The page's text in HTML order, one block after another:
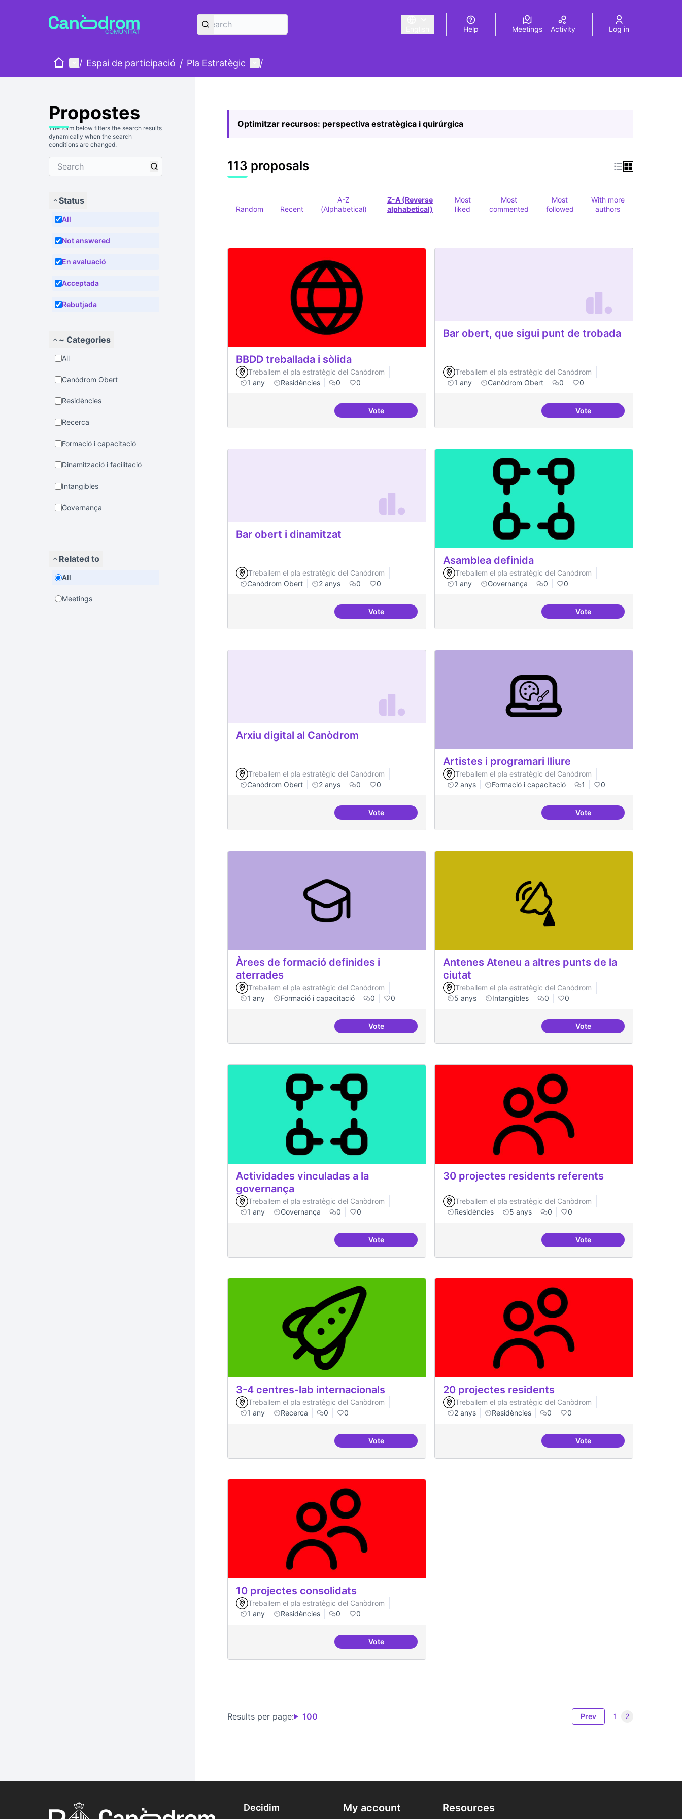
Triar la llengua Elegir el idiomaChoose language
Help Meetings Activity Log in
HomeMain menu
/ Espai de participació / Pla Estratègic User menu
/
Propostes
The form below filters the search results
dynamically when the search
conditions are changed.
Status
All
Not answered
En avaluació
Acceptada
Rebutjada
~ Categories
All
Canòdrom Obert
Residències
Recerca
Formació i capacitació
Dinamització i facilitació
Intangibles
Governança
Related to
All
Meetings
Optimitzar recursos: perspectiva estratègica i quirúrgica
113 proposals
Random Recent
A-Z
(Alphabetical)
Z-A (Reverse
alphabetical)
Most
liked
Most
commented
Most
followed
With more
authors
BBDD treballada i sòlida
Treballem el pla estratègic del Canòdrom
1 any
Residències 0 0
VoteBBDD treballada i sòlida
Bar obert, que sigui punt de trobada
Treballem el pla estratègic del Canòdrom
1 any
Canòdrom Obert 0 0
VoteBar obert, que sigui punt de
Bar obert i dinamitzat
Treballem el pla estratègic del Canòdrom
Canòdrom Obert
2 anys 0 0
VoteBar obert i dinamitzat
Asamblea definida
Treballem el pla estratègic del Canòdrom
1 any
Governança 0 0
VoteAsamblea definida
Arxiu digital al Canòdrom
Treballem el pla estratègic del Canòdrom
Canòdrom Obert
2 anys 0 0
VoteArxiu digital al Canòdrom
Artistes i programari lliure
Treballem el pla estratègic del Canòdrom
2 anys
Formació i capacitació 1 0
VoteArtistes i programari lliure
Àrees de formació definides i
aterrades
Treballem el pla estratègic del Canòdrom
1 any
Formació i capacitació 0 0
VoteÀrees de formació definides i aterrades
Antenes Ateneu a altres punts de la
ciutat
Treballem el pla estratègic del Canòdrom
5 anys
Intangibles 0 0
VoteAntenes Ateneu a altres
Actividades vinculadas a la
governança
Treballem el pla estratègic del Canòdrom
1 any
Governança 0 0
VoteActividades vinculadas a la governança
30 projectes residents referents
Treballem el pla estratègic del Canòdrom
Residències
5 anys 0 0
Vote30 projectes residents
3-4 centres-lab internacionals
Treballem el pla estratègic del Canòdrom
1 any
Recerca 0 0
Vote3-4 centres-lab internacionals
20 projectes residents
Treballem el pla estratègic del Canòdrom
2 anys
Residències 0 0
Vote20 projectes residents
10 projectes consolidats
Treballem el pla estratègic del Canòdrom
1 any
Residències 0 0
Vote10 projectes consolidats
Results per page: 100 Prev 1 2
Decidim My account Resources